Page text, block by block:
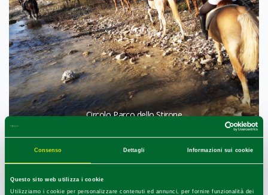
Consenso Dettagli Informazioni sui cookie
Questo sito web utilizza i cookie
Utilizziamo i cookie per personalizzare contenuti ed annunci, per fornire funzionalità dei
Circolo Parco dello Stirone
HOW TO GET